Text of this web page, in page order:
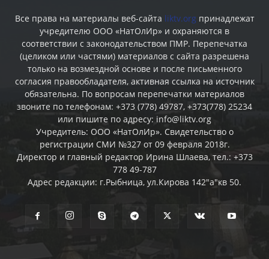
Все права на материалы веб-сайта liktv.org принадлежат
учредителю ООО «НатОлИр» и охраняются в
соответствии с законодательством ПМР. Перепечатка
(целиком или частями) материалов c сайта разрешена
только на возмездной основе и после письменного
согласия правообладателя, активная ссылка на источник
обязательна. По вопросам перепечатки материалов
звоните по телефонам: +373 (778) 49787, +373(778) 25234
или пишите по адресу: info@liktv.org
Учредитель: ООО «НатОлИр». Свидетельство о
регистрации СМИ №327 от 09 февраля 2018г.
Директор и главный редактор Ирина Шлаева, тел.: +373
778 49-787
Адрес редакции: г.Рыбница, ул.Кирова 142"а"кв 50.